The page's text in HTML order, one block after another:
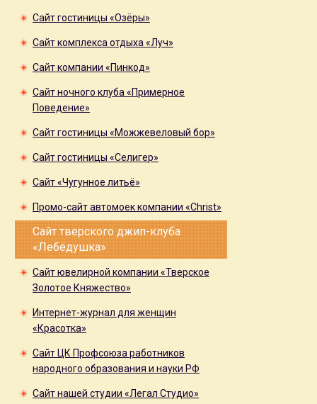
Сайт гостиницы «Озёры»
Сайт комплекса отдыха «Луч»
Сайт компании «Пинкод»
Сайт ночного клуба «Примерное
Поведение»
Сайт гостиницы «Можжевеловый бор»
Сайт гостиницы «Селигер»
Сайт «Чугунное литьё»
Промо-сайт автомоек компании «Christ»
Сайт тверского джип-клуба
«Лебёдушка»
Сайт ювелирной компании «Тверское
Золотое Княжество»
Интернет-журнал для женщин
«Красотка»
Сайт ЦК Профсоюза работников
народного образования и науки РФ
Сайт нашей студии «Легал Студио»